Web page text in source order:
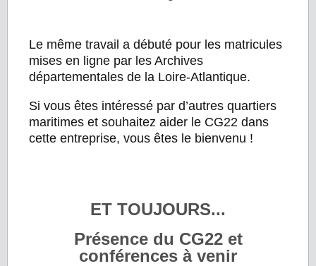
Le même travail a débuté pour les matricules
mises en ligne par les Archives
départementales de la Loire-Atlantique.
Si vous êtes intéressé par d’autres quartiers
maritimes et souhaitez aider le CG22 dans
cette entreprise, vous êtes le bienvenu !
ET TOUJOURS...
Présence du CG22 et
conférences à venir